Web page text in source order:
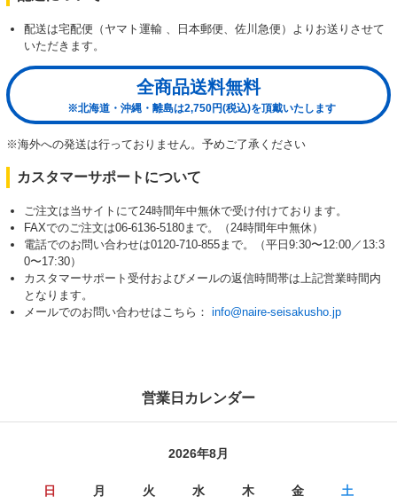
配送は宅配便（ヤマト運輸 、日本郵便、佐川急便）よりお送りさせて
いただきます。
全商品送料無料
※北海道・沖縄・離島は2,750円(税込)を頂戴いたします
※海外への発送は行っておりません。予めご了承ください
カスタマーサポートについて
ご注文は当サイトにて24時間年中無休で受け付けております。
FAXでのご注文は06-6136-5180まで。（24時間年中無休）
電話でのお問い合わせは0120-710-855まで。（平日9:30〜12:00／13:3
0〜17:30）
カスタマーサポート受付およびメールの返信時間帯は上記営業時間内
となります。
メールでのお問い合わせはこちら： info@naire-seisakusho.jp
営業日カレンダー
2026年8月
日 月 火 水 木 金 土